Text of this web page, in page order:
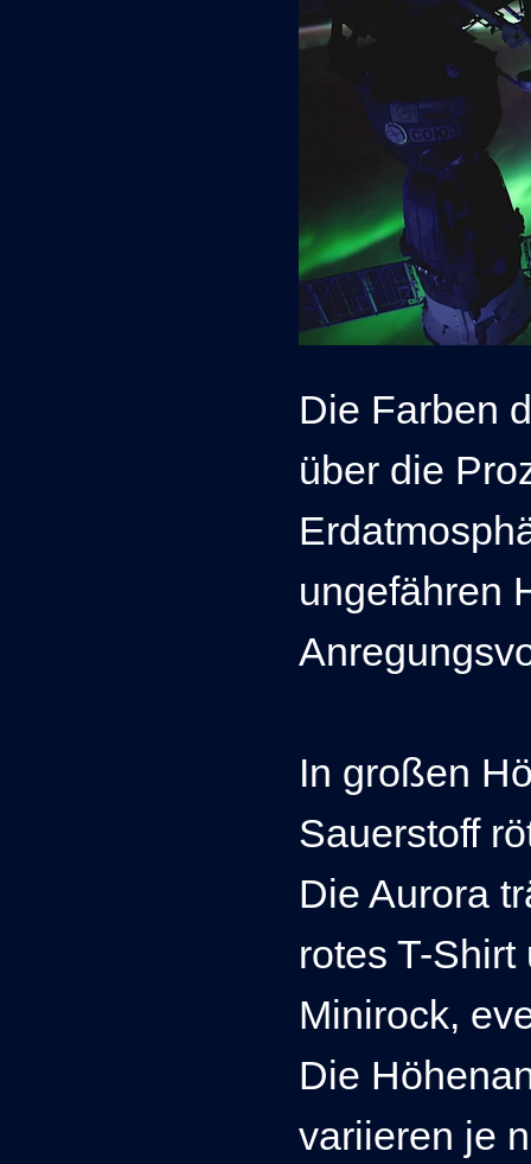
Die Farben
über die
ungefähren
In großen
Sauerstoff
Die Aurora
rotes T-
Minirock,
Die
variieren je